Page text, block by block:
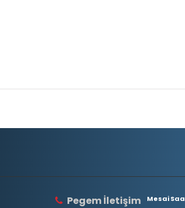
Pegem İletişim Mesai